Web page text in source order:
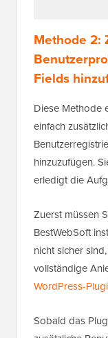
Methode 2:
Fields
Diese Methode
einfach
hinzuzufügen.
erledigt die
Zuerst müssen
BestWebSoft
nicht sicher
vollständige
WordPress-
Sobald das